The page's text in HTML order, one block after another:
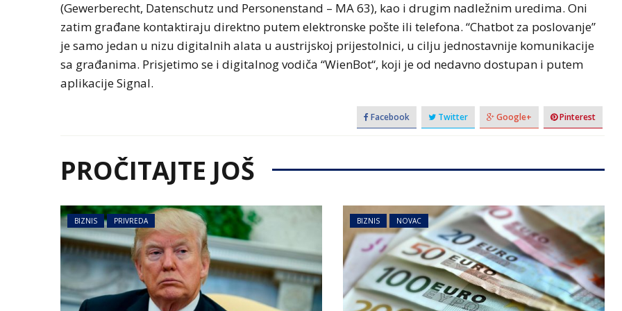
(Gewerberecht, Datenschutz und Personenstand – MA 63), kao i drugim nadležnim uredima. Oni
zatim građane kontaktiraju direktno putem elektronske pošte ili telefona. “Chatbot za poslovanje”
je samo jedan u nizu digitalnih alata u austrijskoj prijestolnici, u cilju jednostavnije komunikacije
sa građanima. Prisjetimo se i digitalnog vodiča “WienBot“, koji je od nedavno dostupan i putem
aplikacije Signal.
Facebook Twitter Google+ Pinterest
PROČITAJTE JOŠ
BIZNIS PRIVREDA BIZNIS NOVAC